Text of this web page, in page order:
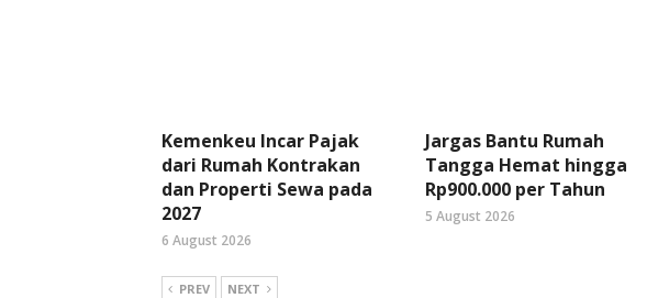
Kemenkeu Incar Pajak
dari Rumah Kontrakan
dan Properti Sewa pada
2027
6 August 2026
Jargas Bantu Rumah
Tangga Hemat hingga
Rp900.000 per Tahun
5 August 2026
PREV NEXT